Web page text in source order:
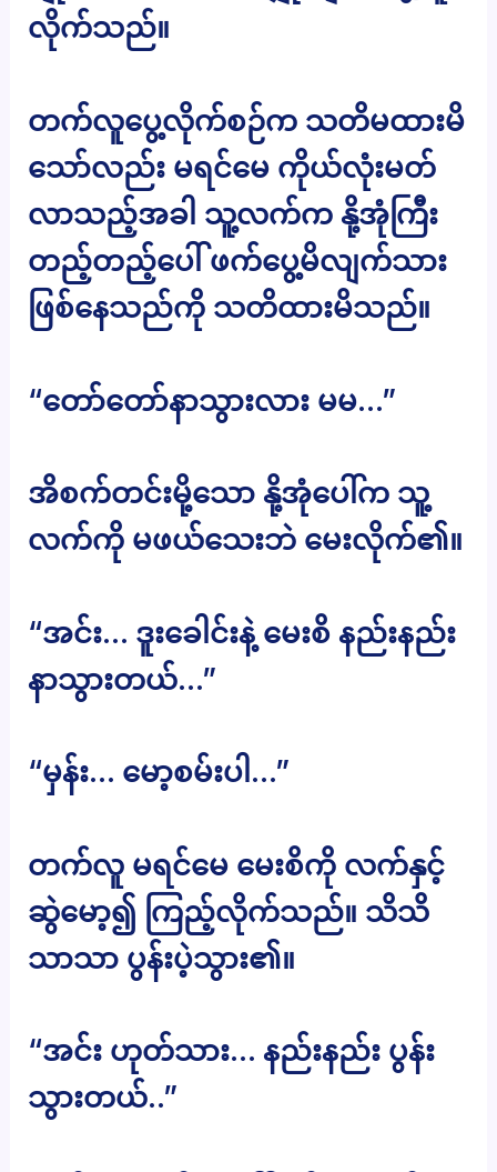
လိုက်သည်။
တက်လူပွေ့လိုက်စဉ်က သတိမထားမိ
သော်လည်း မရင်မေ ကိုယ်လုံးမတ်
လာသည့်အခါ သူ့လက်က နို့အုံကြီး
တည့်တည့်ပေါ် ဖက်ပွေ့မိလျက်သား
ဖြစ်နေသည်ကို သတိထားမိသည်။
“တော်တော်နာသွားလား မမ…”
အိစက်တင်းမို့သော နို့အုံပေါ်က သူ့
လက်ကို မဖယ်သေးဘဲ မေးလိုက်၏။
“အင်း… ဒူးခေါင်းနဲ့ မေးစိ နည်းနည်း
နာသွားတယ်…”
“မှန်း… မော့စမ်းပါ…”
တက်လူ မရင်မေ မေးစိကို လက်နှင့်
ဆွဲမော့၍ ကြည့်လိုက်သည်။ သိသိ
သာသာ ပွန်းပဲ့သွား၏။
“အင်း ဟုတ်သား… နည်းနည်း ပွန်း
သွားတယ်..”